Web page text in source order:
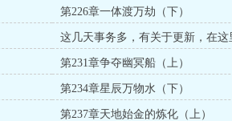
第226章一体渡万劫（下）
这几天事务多，有关于更新，在这
第231章争夺幽冥船（上）
第234章星辰万物水（下）
第237章天地始金的炼化（上）